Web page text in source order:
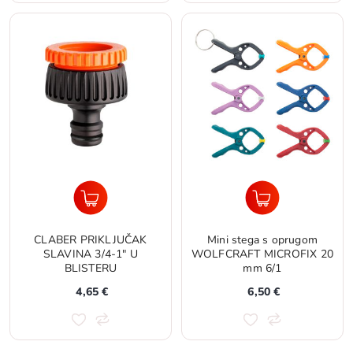
CLABER PRIKLJUČAK
SLAVINA 3/4-1" U
BLISTERU
4,65 €
Mini stega s oprugom
WOLFCRAFT MICROFIX 20
mm 6/1
6,50 €